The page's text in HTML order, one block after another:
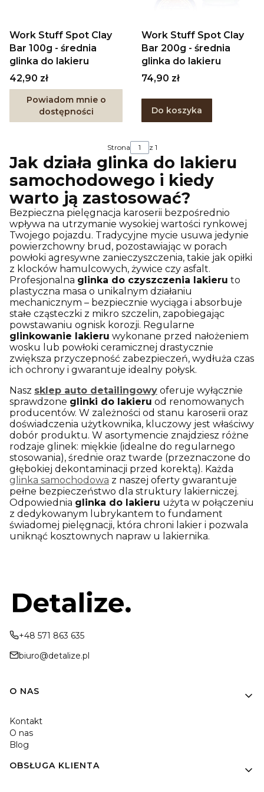
Work Stuff Spot Clay
Bar 100g - średnia
glinka do lakieru
Cena
42,90 zł
Powiadom mnie o
dostępności
Work Stuff Spot Clay
Bar 200g - średnia
glinka do lakieru
Cena
74,90 zł
Do koszyka
Strona z 1
Jak działa glinka do lakieru
samochodowego i kiedy
warto ją zastosować?
Bezpieczna pielęgnacja karoserii bezpośrednio
wpływa na utrzymanie wysokiej wartości rynkowej
Twojego pojazdu. Tradycyjne mycie usuwa jedynie
powierzchowny brud, pozostawiając w porach
powłoki agresywne zanieczyszczenia, takie jak opiłki
z klocków hamulcowych, żywice czy asfalt.
Profesjonalna glinka do czyszczenia lakieru to
plastyczna masa o unikalnym działaniu
mechanicznym – bezpiecznie wyciąga i absorbuje
stałe cząsteczki z mikro szczelin, zapobiegając
powstawaniu ognisk korozji. Regularne
glinkowanie lakieru wykonane przed nałożeniem
wosku lub powłoki ceramicznej drastycznie
zwiększa przyczepność zabezpieczeń, wydłuża czas
ich ochrony i gwarantuje idealny połysk.
Nasz sklep auto detailingowy oferuje wyłącznie
sprawdzone glinki do lakieru od renomowanych
producentów. W zależności od stanu karoserii oraz
doświadczenia użytkownika, kluczowy jest właściwy
dobór produktu. W asortymencie znajdziesz różne
rodzaje glinek: miękkie (idealne do regularnego
stosowania), średnie oraz twarde (przeznaczone do
głębokiej dekontaminacji przed korektą). Każda
glinka samochodowa z naszej oferty gwarantuje
pełne bezpieczeństwo dla struktury lakierniczej.
Odpowiednia glinka do lakieru użyta w połączeniu
z dedykowanym lubrykantem to fundament
świadomej pielęgnacji, która chroni lakier i pozwala
uniknąć kosztownych napraw u lakiernika.
+48 571 863 635
biuro@detalize.pl
Linki w stopce
O NAS
Kontakt
O nas
Blog
OBSŁUGA KLIENTA